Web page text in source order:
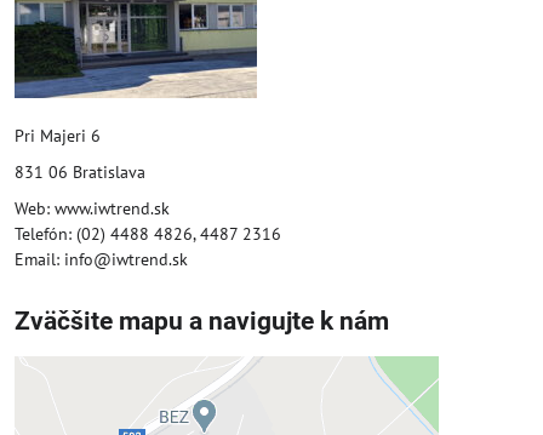
Pri Majeri 6
831 06 Bratislava
Web: www.iwtrend.sk
Telefón: (02) 4488 4826, 4487 2316
Email: info@iwtrend.sk
Zväčšite mapu a navigujte k nám